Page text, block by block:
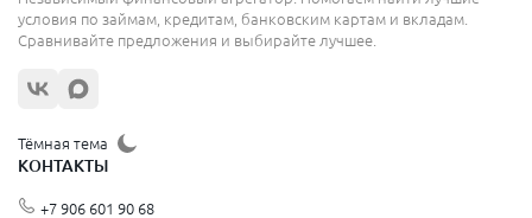
условия по займам, кредитам, банковским картам и вкладам.
Сравнивайте предложения и выбирайте лучшее.
Тёмная тема
КОНТАКТЫ
+7 906 601 90 68